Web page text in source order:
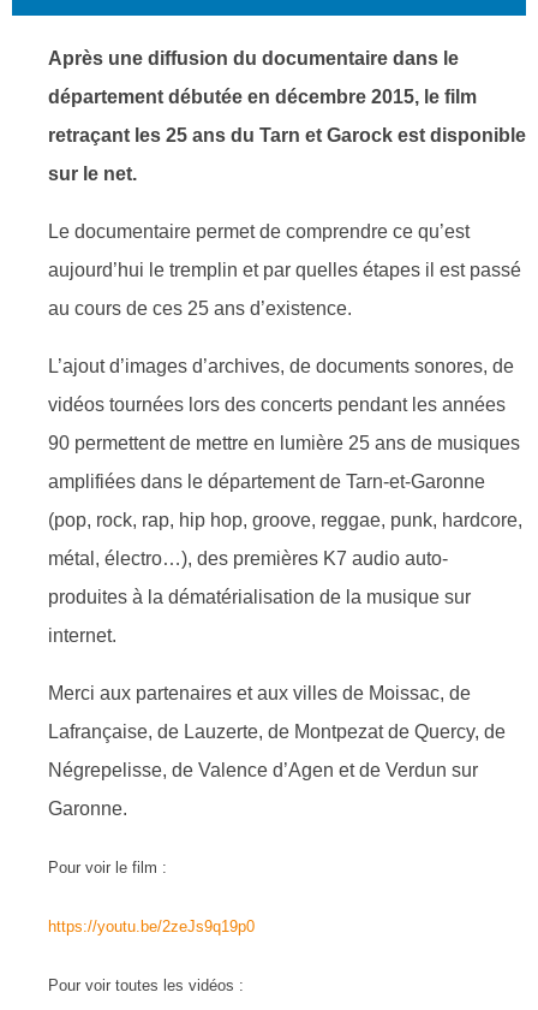
Après une diffusion du documentaire dans le
département débutée en décembre 2015, le film
retraçant les 25 ans du Tarn et Garock est disponible
sur le net.
Le documentaire permet de comprendre ce qu’est
aujourd’hui le tremplin et par quelles étapes il est passé
au cours de ces 25 ans d’existence.
L’ajout d’images d’archives, de documents sonores, de
vidéos tournées lors des concerts pendant les années
90 permettent de mettre en lumière 25 ans de musiques
amplifiées dans le département de Tarn-et-Garonne
(pop, rock, rap, hip hop, groove, reggae, punk, hardcore,
métal, électro…), des premières K7 audio auto-
produites à la dématérialisation de la musique sur
internet.
Merci aux partenaires et aux villes de Moissac, de
Lafrançaise, de Lauzerte, de Montpezat de Quercy, de
Négrepelisse, de Valence d’Agen et de Verdun sur
Garonne.
Pour voir le film :
https://youtu.be/2zeJs9q19p0
Pour voir toutes les vidéos :